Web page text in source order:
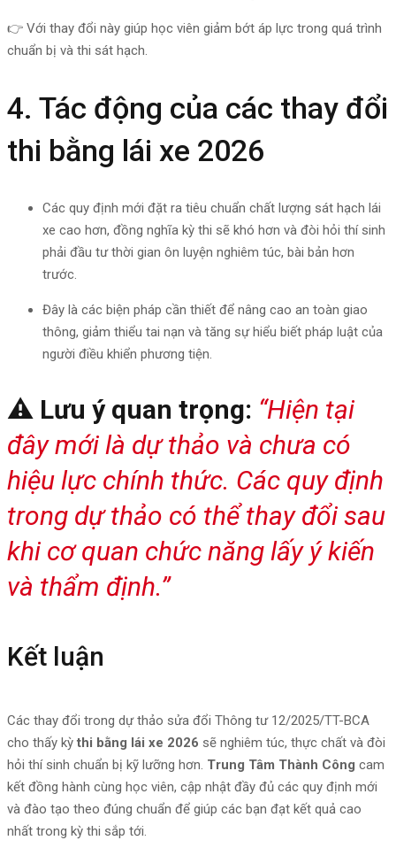
👉 Với thay đổi này giúp học viên giảm bớt áp lực trong quá trình
chuẩn bị và thi sát hạch.
4. Tác động của các thay đổi
thi bằng lái xe 2026
Các quy định mới đặt ra tiêu chuẩn chất lượng sát hạch lái
xe cao hơn, đồng nghĩa kỳ thi sẽ khó hơn và đòi hỏi thí sinh
phải đầu tư thời gian ôn luyện nghiêm túc, bài bản hơn
trước.
Đây là các biện pháp cần thiết để nâng cao an toàn giao
thông, giảm thiểu tai nạn và tăng sự hiểu biết pháp luật của
người điều khiển phương tiện.
⚠️ Lưu ý quan trọng: “Hiện tại
đây mới là dự thảo và chưa có
hiệu lực chính thức. Các quy định
trong dự thảo có thể thay đổi sau
khi cơ quan chức năng lấy ý kiến
và thẩm định.”
Kết luận
Các thay đổi trong dự thảo sửa đổi Thông tư 12/2025/TT-BCA
cho thấy kỳ thi bằng lái xe 2026 sẽ nghiêm túc, thực chất và đòi
hỏi thí sinh chuẩn bị kỹ lưỡng hơn. Trung Tâm Thành Công cam
kết đồng hành cùng học viên, cập nhật đầy đủ các quy định mới
và đào tạo theo đúng chuẩn để giúp các bạn đạt kết quả cao
nhất trong kỳ thi sắp tới.